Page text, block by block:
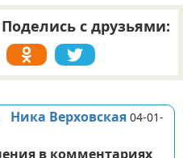
с друзьями:
Ника Верховская 04-01-
в комментариях